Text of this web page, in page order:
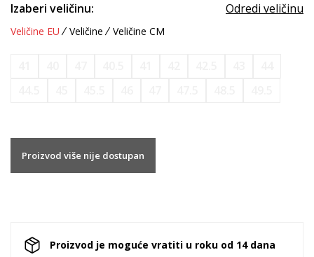
Izaberi veličinu: Odredi veličinu
Veličine EU Veličine Veličine CM
Proizvod više nije dostupan
Proizvod je moguće vratiti u roku od 14 dana